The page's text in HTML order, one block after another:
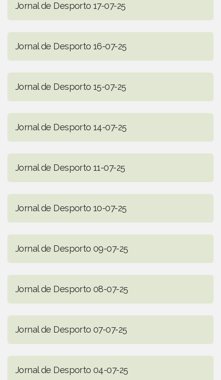
Jornal de Desporto 17-07-25
Jornal de Desporto 16-07-25
Jornal de Desporto 15-07-25
Jornal de Desporto 14-07-25
Jornal de Desporto 11-07-25
Jornal de Desporto 10-07-25
Jornal de Desporto 09-07-25
Jornal de Desporto 08-07-25
Jornal de Desporto 07-07-25
Jornal de Desporto 04-07-25